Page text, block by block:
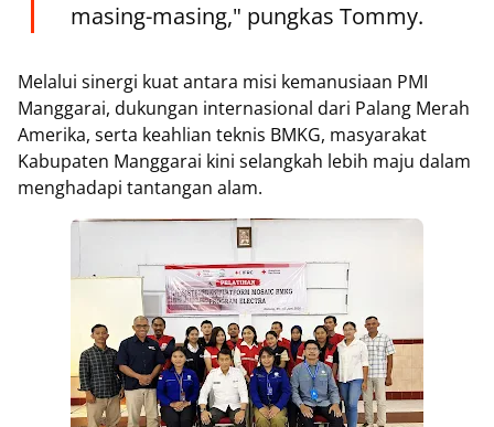
masing-masing," pungkas Tommy.
Melalui sinergi kuat antara misi kemanusiaan PMI
Manggarai, dukungan internasional dari Palang Merah
Amerika, serta keahlian teknis BMKG, masyarakat
Kabupaten Manggarai kini selangkah lebih maju dalam
menghadapi tantangan alam.